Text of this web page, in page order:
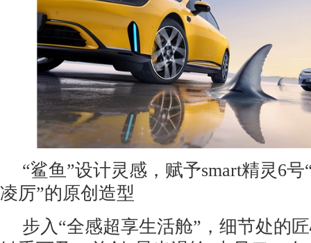
“鲨鱼”设计灵感，赋予smart精灵6
凌厉”的原创造型
步入“全感超享生活舱”，细节处的